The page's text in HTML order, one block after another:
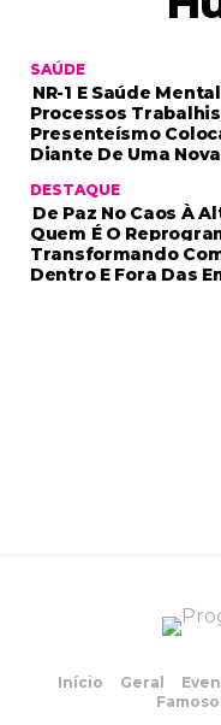
SAÚDE
NR-1 E Saúde
Processos
Presenteísmo
Diante De Uma
DESTAQUE
De Paz No Caos À
Quem É O
Transformando
Dentro E Fora Das
Início Geral